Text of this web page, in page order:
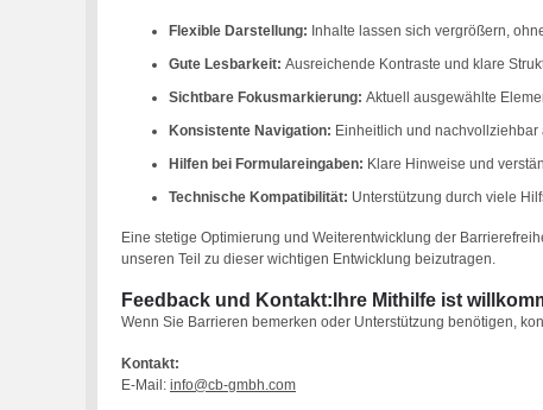
Flexible Darstellung: Inhalte lassen sich vergrößern,
Gute Lesbarkeit: Ausreichende Kontraste und klare
Sichtbare Fokusmarkierung: Aktuell ausgewählte
Konsistente Navigation: Einheitlich und nachvollziehbar
Hilfen bei Formulareingaben: Klare Hinweise und
Technische Kompatibilität: Unterstützung durch viele
Eine stetige Optimierung und Weiterentwicklung der
unseren Teil zu dieser wichtigen Entwicklung beizutragen.
Feedback und Kontakt:Ihre Mithilfe ist
Wenn Sie Barrieren bemerken oder Unterstützung benötigen,
Kontakt:
E-Mail: info@cb-gmbh.com